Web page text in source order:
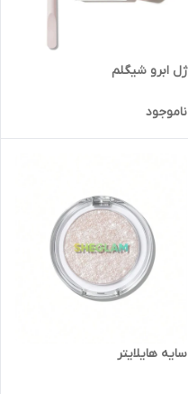
ژل ابرو شیگلم
ناموجود
سایه هایلایتر